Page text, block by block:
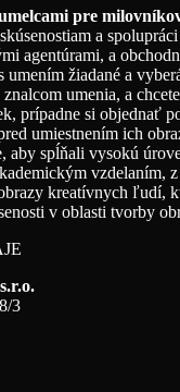
pre
a
agentúrami, a
umením žiadané a
umenia, a
prípadne si objednať
umiestnením ich
aby spĺňali vysokú
vzdelaním,
kreatívnych ľudí,
v oblasti tvorby
3